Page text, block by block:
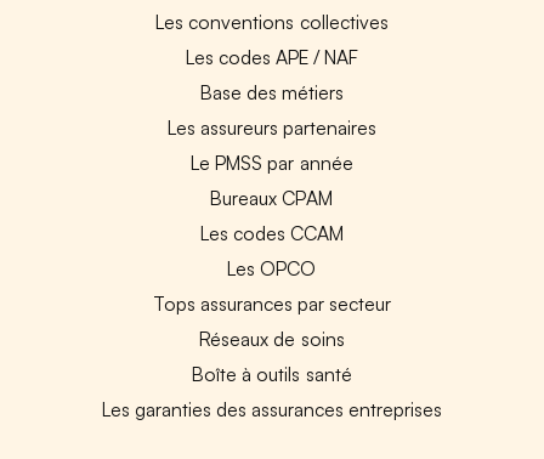
Les conventions collectives
Les codes APE / NAF
Base des métiers
Les assureurs partenaires
Le PMSS par année
Bureaux CPAM
Les codes CCAM
Les OPCO
Tops assurances par secteur
Réseaux de soins
Boîte à outils santé
Les garanties des assurances entreprises